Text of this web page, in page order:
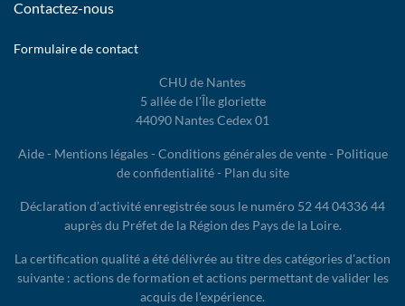
Contactez-nous
Formulaire de contact
CHU de Nantes
5 allée de l'Île gloriette
44090 Nantes Cedex 01
Aide- Mentions légales- Conditions générales de vente- Politique
de confidentialité- Plan du site
Déclaration d’activité enregistrée sous le numéro 52 44 04336 44
auprès du Préfet de la Région des Pays de la Loire.
La certification qualité a été délivrée au titre des catégories d'action
suivante : actions de formation et actions permettant de valider les
acquis de l'expérience.